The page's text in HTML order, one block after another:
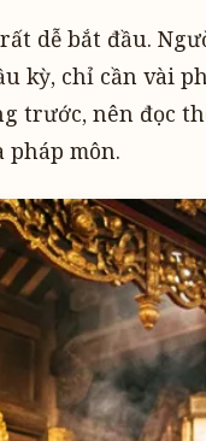
dễ bắt đầu.
kỳ, chỉ cần vài
trước, nên đọc
pháp môn.